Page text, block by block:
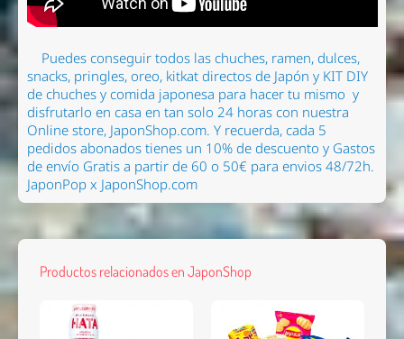
Puedes conseguir todos las chuches, ramen, dulces,
snacks, pringles, oreo, kitkat directos de Japón y KIT DIY
de chuches y comida japonesa para hacer tu mismo y
disfrutarlo en casa en tan solo 24 horas con nuestra
Online store, JaponShop.com. Y recuerda, cada 5
pedidos abonados tienes un 10% de descuento y Gastos
de envío Gratis a partir de 60 o 50€ para envios 48/72h.
JaponPop x JaponShop.com
Productos relacionados en JaponShop